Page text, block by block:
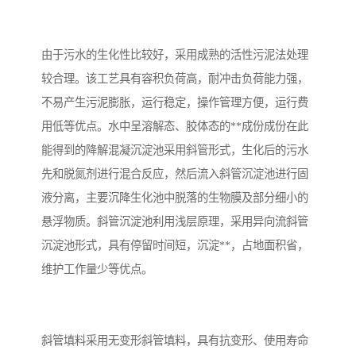
由于污水的生化性比较好，采用成熟的活性污泥法处理
较合理。该工艺具有容积负荷高，耐冲击负荷能力强，
不易产生污泥膨胀，运行稳定，操作管理方便，运行费
用低等优点。水中呈溶解态、胶体态的**成份成份在此
能得到的降解混凝沉淀池采用斜管形式，生化后的污水
先和脱氮剂进行混合反应，然后流入斜管沉淀池进行固
液分离，主要沉降生化池中脱落的生物膜及部分细小的
悬浮物质。斜管沉淀池利用浅层原理，采用异向流斜管
沉淀池形式，具有停留时间短，沉淀**，占地面积省，
维护工作量少等优点。
斜管填料采用无变形斜管填料，具有抗变形、使用寿命
农村生活污水处理设备 玻璃钢污水处理设备
疗养院污水处理设备 屠宰场污水处理
生活污水处理设备 医疗污水处理设备
风景区生活一体化设备 纺织印染废水
豆制品污水